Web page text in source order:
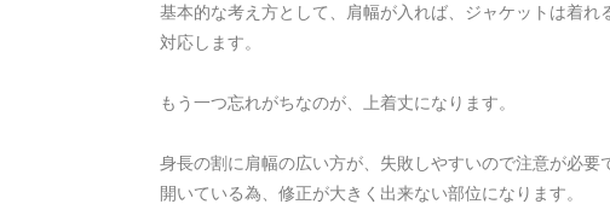
基本的な考え方として、肩幅が入れば、ジャケットは着
対応します。
もう一つ忘れがちなのが、上着丈になります。
身長の割に肩幅の広い方が、失敗しやすいので注意が必
開いている為、修正が大きく出来ない部位になります。